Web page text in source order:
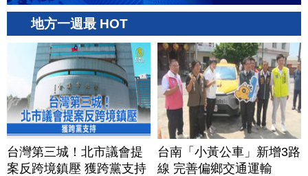
地方一週最 HOT
台灣第三城！北市議會提
案反跨境鎮壓 獲跨黨支持
台南「小黃公車」新增3路
線 完善偏鄉交通運輸